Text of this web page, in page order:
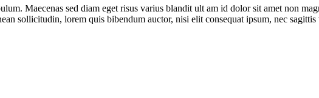
Maecenas sed diam eget risus varius blandit ult am id dolor sit amet non
sollicitudin, lorem quis bibendum auctor, nisi elit consequat ipsum, nec